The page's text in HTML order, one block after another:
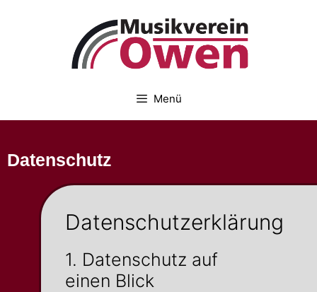
Menü
Daten­schutz
Daten­schutz­er­klärung
1. Daten­schutz auf
einen Blick